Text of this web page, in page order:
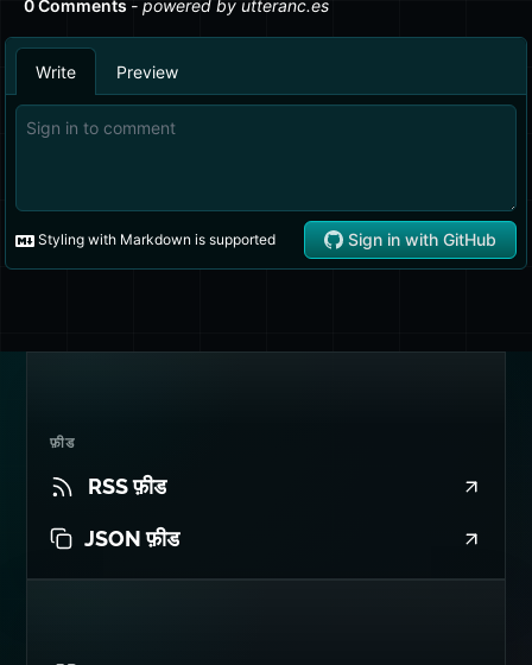
फ़ीड
RSS फ़ीड
JSON फ़ीड